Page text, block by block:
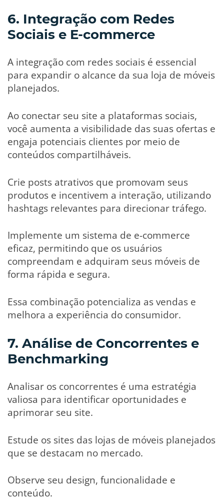
6. Integração com Redes
Sociais e E-commerce
A integração com redes sociais é essencial
para expandir o alcance da sua loja de móveis
planejados.
Ao conectar seu site a plataformas sociais,
você aumenta a visibilidade das suas ofertas e
engaja potenciais clientes por meio de
conteúdos compartilháveis.
Crie posts atrativos que promovam seus
produtos e incentivem a interação, utilizando
hashtags relevantes para direcionar tráfego.
Implemente um sistema de e-commerce
eficaz, permitindo que os usuários
compreendam e adquiram seus móveis de
forma rápida e segura.
Essa combinação potencializa as vendas e
melhora a experiência do consumidor.
7. Análise de Concorrentes e
Benchmarking
Analisar os concorrentes é uma estratégia
valiosa para identificar oportunidades e
aprimorar seu site.
Estude os sites das lojas de móveis planejados
que se destacam no mercado.
Observe seu design, funcionalidade e
conteúdo.